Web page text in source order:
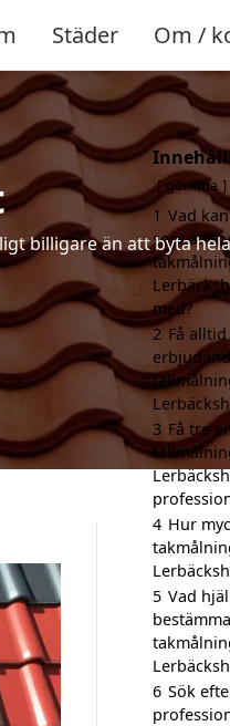
Städer Om /
billigare än att byta
gömma
1 Vad
som är
med?
2 Få
3 Få tre
4 Hur
5 Vad
6 Sök